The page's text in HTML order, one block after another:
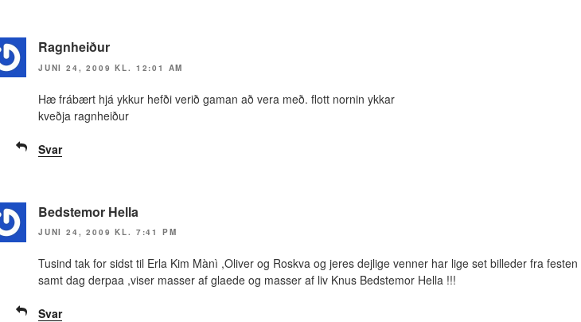
Ragnheiður
JUNI 24, 2009 KL. 12:01 AM
Hæ frábært hjá ykkur hefði verið gaman að vera með. flott nornin ykkar
kveðja ragnheiður
Svar
Bedstemor Hella
JUNI 24, 2009 KL. 7:41 PM
Tusind tak for sidst til Erla Kim Mànì ,Oliver og Roskva og jeres dejlige venner har lige set billeder fra festen
samt dag derpaa ,viser masser af glaede og masser af liv Knus Bedstemor Hella !!!
Svar